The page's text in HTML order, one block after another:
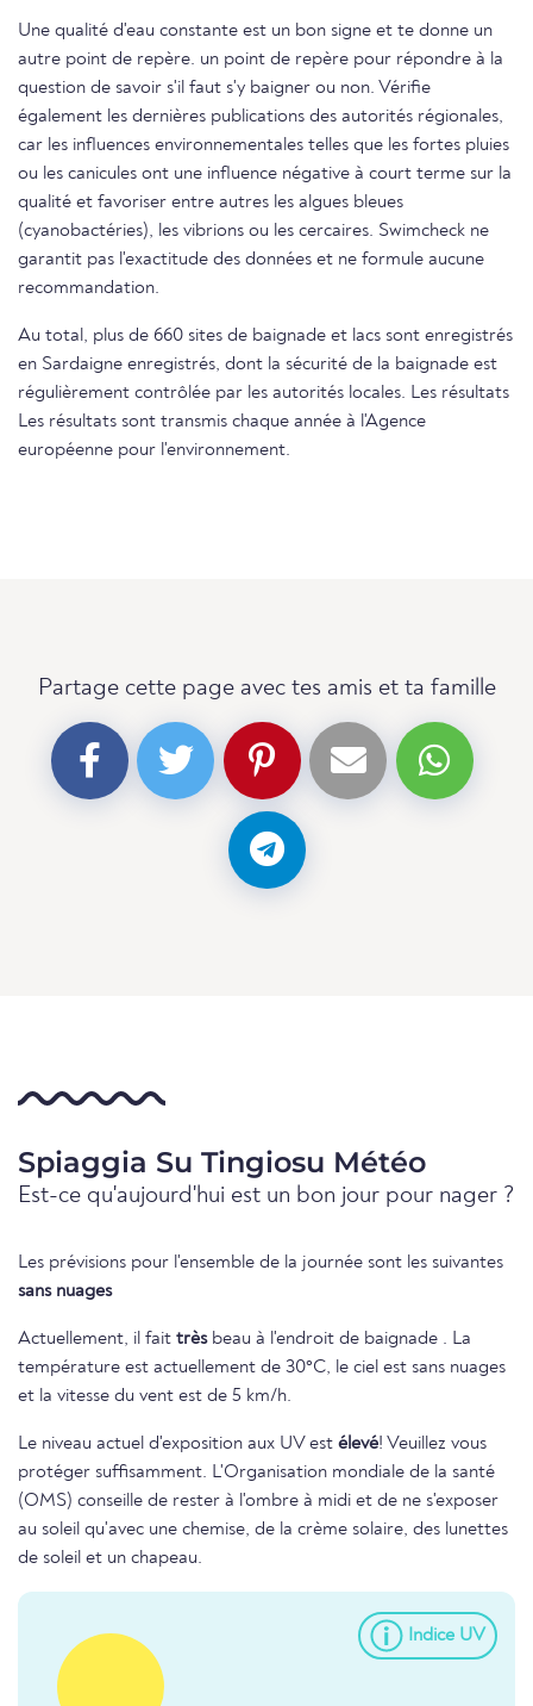
Une qualité d'eau constante est un bon signe et te donne un
autre point de repère. un point de repère pour répondre à la
question de savoir s'il faut s'y baigner ou non. Vérifie
également les dernières publications des autorités régionales,
car les influences environnementales telles que les fortes pluies
ou les canicules ont une influence négative à court terme sur la
qualité et favoriser entre autres les algues bleues
(cyanobactéries), les vibrions ou les cercaires. Swimcheck ne
garantit pas l'exactitude des données et ne formule aucune
recommandation.
Au total, plus de 660 sites de baignade et lacs sont enregistrés
en Sardaigne enregistrés, dont la sécurité de la baignade est
régulièrement contrôlée par les autorités locales. Les résultats
Les résultats sont transmis chaque année à l'Agence
européenne pour l'environnement.
Partage cette page avec tes amis et ta famille
Spiaggia Su Tingiosu Météo
Est-ce qu'aujourd'hui est un bon jour pour nager ?
Les prévisions pour l'ensemble de la journée sont les suivantes
sans nuages
Actuellement, il fait trèsbeau à l'endroit de baignade . La
température est actuellement de 30°C, le ciel est sans nuages
et la vitesse du vent est de 5 km/h.
Le niveau actuel d'exposition aux UV est élevé! Veuillez vous
protéger suffisamment. L'Organisation mondiale de la santé
(OMS) conseille de rester à l'ombre à midi et de ne s'exposer
au soleil qu'avec une chemise, de la crème solaire, des lunettes
de soleil et un chapeau.
Indice UV